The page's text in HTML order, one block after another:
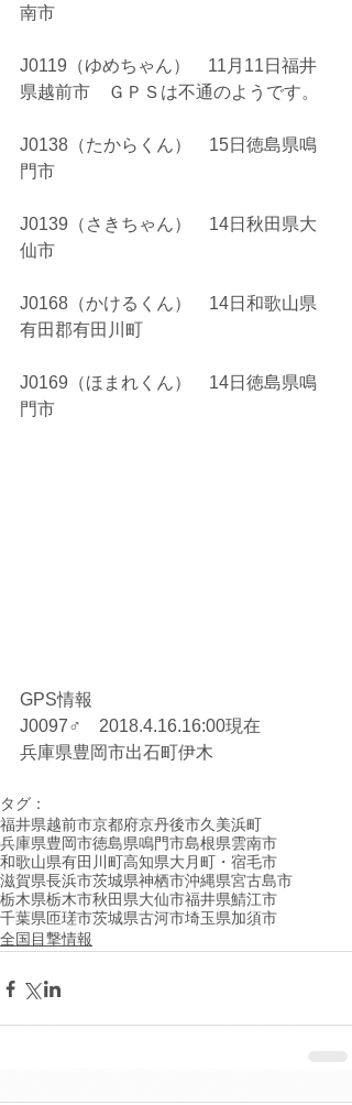
南市
J0119（ゆめちゃん）　11月11日福井
県越前市　ＧＰＳは不通のようです。
J0138（たからくん）　15日徳島県鳴
門市
J0139（さきちゃん）　14日秋田県大
仙市
J0168（かけるくん）　14日和歌山県
有田郡有田川町
J0169（ほまれくん）　14日徳島県鳴
門市
GPS情報
J0097♂　2018.4.16.16:00現在
兵庫県豊岡市出石町伊木
タグ：
福井県越前市京都府京丹後市久美浜町
兵庫県豊岡市徳島県鳴門市島根県雲南市
和歌山県有田川町高知県大月町・宿毛市
滋賀県長浜市茨城県神栖市沖縄県宮古島市
栃木県栃木市秋田県大仙市福井県鯖江市
千葉県匝瑳市茨城県古河市埼玉県加須市
全国目撃情報